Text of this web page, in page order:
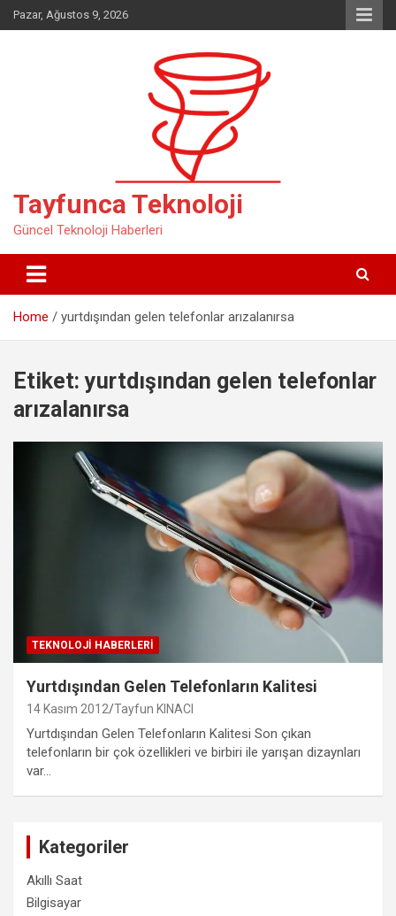
Skip
to
Pazar, Ağustos 9, 2026
Tayfunca Teknoloji
Güncel Teknoloji Haberleri
Home yurtdışından gelen telefonlar arızalanırsa
Etiket:yurtdışından gelen telefonlar
arızalanırsa
TEKNOLOJI HABERLERI
Yurtdışından Gelen Telefonların Kalitesi
14 Kasım 2012 Tayfun KINACI
Yurtdışından Gelen Telefonların Kalitesi Son çıkan
telefonların bir çok özellikleri ve birbiri ile yarışan dizaynları
var…
Kategoriler
Akıllı Saat
Bilgisayar